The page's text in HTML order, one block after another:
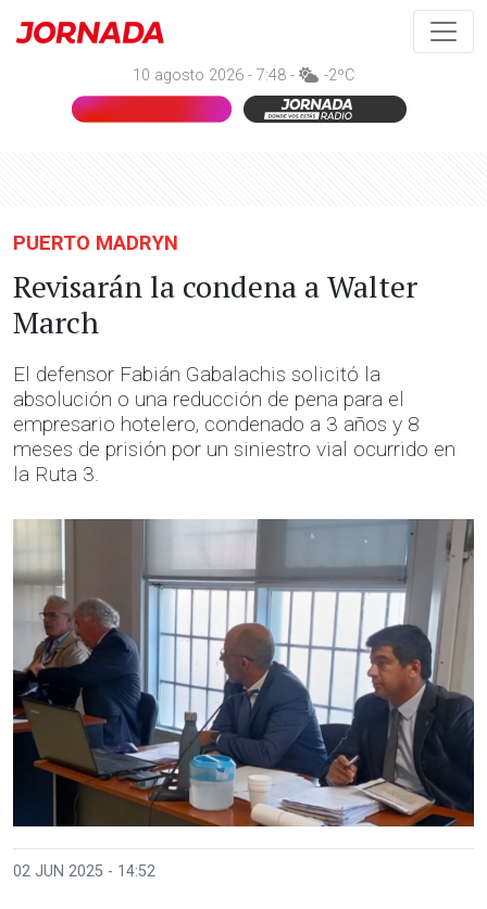
10 agosto 2026 - 7:48 - -2ºC
PUERTO MADRYN
Revisarán la condena a Walter
March
El defensor Fabián Gabalachis solicitó la
absolución o una reducción de pena para el
empresario hotelero, condenado a 3 años y 8
meses de prisión por un siniestro vial ocurrido en
la Ruta 3.
02 JUN 2025 - 14:52